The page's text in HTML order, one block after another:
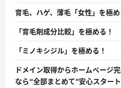
育毛、ハゲ、薄毛「女性」を極め
「育毛剤成分比較」を極める！
「ミノキシジル」を極める！
ドメイン取得からホームページ
なら“全部まとめて”安心スタート